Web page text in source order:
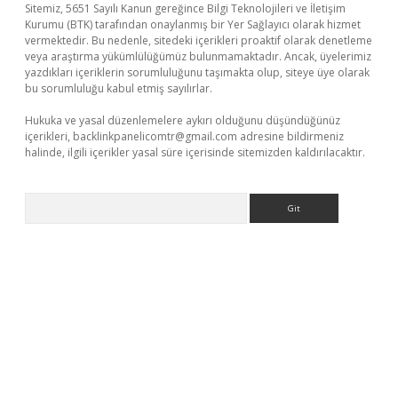
Sitemiz, 5651 Sayılı Kanun gereğince Bilgi Teknolojileri ve İletişim
Kurumu (BTK) tarafından onaylanmış bir Yer Sağlayıcı olarak hizmet
vermektedir. Bu nedenle, sitedeki içerikleri proaktif olarak denetleme
veya araştırma yükümlülüğümüz bulunmamaktadır. Ancak, üyelerimiz
yazdıkları içeriklerin sorumluluğunu taşımakta olup, siteye üye olarak
bu sorumluluğu kabul etmiş sayılırlar.
Hukuka ve yasal düzenlemelere aykırı olduğunu düşündüğünüz
içerikleri, backlinkpanelicomtr@gmail.com adresine bildirmeniz
halinde, ilgili içerikler yasal süre içerisinde sitemizden kaldırılacaktır.